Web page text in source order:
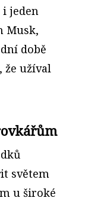
i jeden
Musk,
době
že užíval
světem
u široké